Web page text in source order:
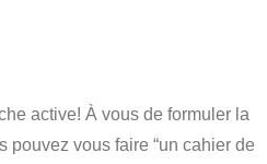
active! À vous de formuler la
vous faire “un cahier de